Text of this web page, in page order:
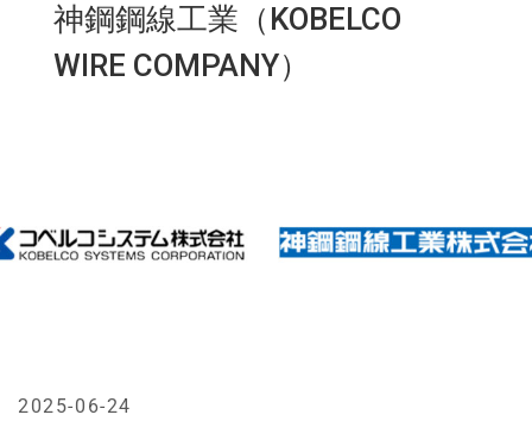
神鋼鋼線工業（KOBELCO
WIRE COMPANY）
2025-06-24